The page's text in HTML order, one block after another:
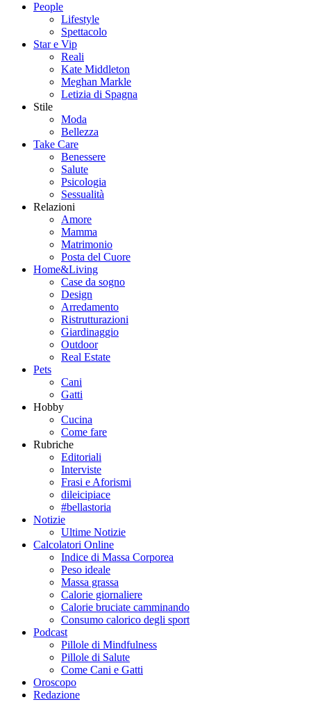
People
Lifestyle
Spettacolo
Star e Vip
Reali
Kate Middleton
Meghan Markle
Letizia di Spagna
Stile
Moda
Bellezza
Take Care
Benessere
Salute
Psicologia
Sessualità
Relazioni
Amore
Mamma
Matrimonio
Posta del Cuore
Home&Living
Case da sogno
Design
Arredamento
Ristrutturazioni
Giardinaggio
Outdoor
Real Estate
Pets
Cani
Gatti
Hobby
Cucina
Come fare
Rubriche
Editoriali
Interviste
Frasi e Aforismi
dileicipiace
#bellastoria
Notizie
Ultime Notizie
Calcolatori Online
Indice di Massa Corporea
Peso ideale
Massa grassa
Calorie giornaliere
Calorie bruciate camminando
Consumo calorico degli sport
Podcast
Pillole di Mindfulness
Pillole di Salute
Come Cani e Gatti
Oroscopo
Redazione